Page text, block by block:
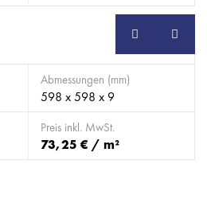
SB
Abmessungen (mm)
598 x 598 x 9
Preis inkl. MwSt.
73,25 € / m²